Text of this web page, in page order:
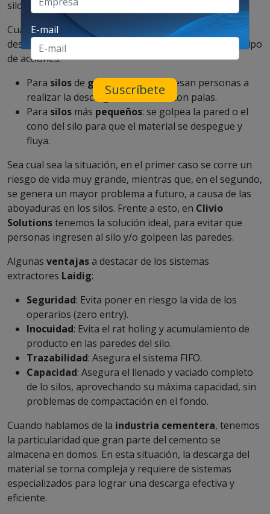
silos de fondo cónico y/o plano.
Cuando los materiales almacenados en silos no
descargan correctamente, entonces se generan dos tipo
de acciones:
Para silosde gran tamaño
: ingresan personas a
realizar la descarga del material con palas.
Para silos más pequeños: se golpea la pared o el
cono del silo para que el material se despegue y
fluya.
Sea cual sea la situación, en el primer caso se corre un
riesgo de vida muy grande, mientras que, en el segundo,
se genera un mayor problema a futuro, a causa de las
aboyaduras en los silos. Frente a esto, en Clivio
Solutionstenemos la solución ideal, para evitar que
personas ingresen al silo y/o golpeen las paredes.
Algunas ventajasa destacar de los sistemas
extractores Laidig:
Seguridad: Evita poner en riesgo la vida de los
operarios (zero entry).
Inocuidad: Evita el rat holing y acumulamiento de
producto en las paredes del silo.
Trazabilidad: Asegura el sistema FIFO.
Capacidad: Asegura el llenado y vaciado completo
de lo silos, aprovechando su máxima capacidad, sin
problemas de compactación en el fondo.
Cuando hablamos de la industria cementera, tenemos
la particularidad que gran parte del cemento se
almacena en domos. En esta situación, la descarga del
material se torna compleja y requiere de sistemas
especializados para lograr una descarga efectiva y
eficiente.
E-mail
Suscríbete